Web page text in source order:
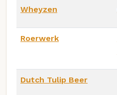
Wheyzen
Roerwerk
Dutch Tulip Beer